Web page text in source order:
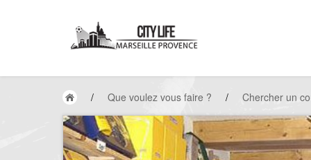
/ Que voulez vous faire ? / Chercher un